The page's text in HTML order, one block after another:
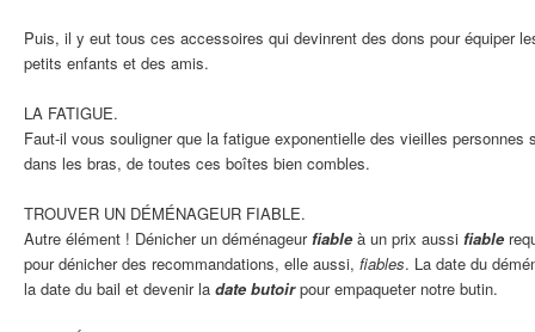
Puis, il y eut tous ces accessoires qui devinrent des dons pour équiper
petits enfants et des amis.
LA FATIGUE.
Faut-il vous souligner que la fatigue exponentielle des vieilles personnes
dans les bras, de toutes ces boîtes bien combles.
TROUVER UN DÉMÉNAGEUR FIABLE.
Autre élément ! Dénicher un déménageurfiable à un prix aussi fiable
pour dénicher des recommandations, elle aussi, fiables. La date du
la date du bail et devenir la date butoirpour empaqueter notre butin.